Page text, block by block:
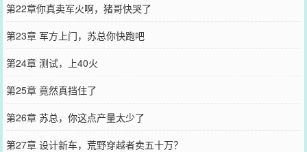
第22章你真卖军火啊，猪哥快哭了
第23章 军方上门，苏总你快跑吧
第24章 测试，上40火
第25章 竟然真挡住了
第26章 苏总，你这点产量太少了
第27章 设计新车，荒野穿越者卖五十万？